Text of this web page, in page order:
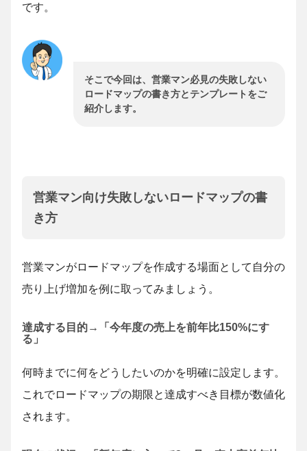
です。
そこで今回は、営業マン必見の失敗しない
ロードマップの書き方とテンプレートをご
紹介します。
営業マン向け失敗しないロードマップの書
き方
営業マンがロードマップを作成する場面として自分の
売り上げ増加を例に取ってみましょう。
達成する目的→「今年度の売上を前年比150%にす
る」
何時までに何をどうしたいのかを明確に設定します。
これでロードマップの期限と達成すべき目標が数値化
されます。